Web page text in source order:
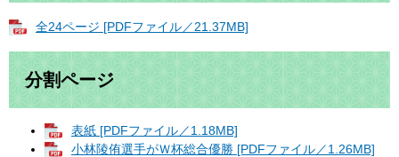
全24ページ [PDFファイル／21.37MB]
分割ページ
表紙 [PDFファイル／1.18MB]
小林陵侑選手がＷ杯総合優勝 [PDFファイル／1.26MB]